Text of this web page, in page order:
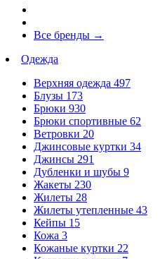
Все бренды →
Одежда
Верхняя одежда 497
Блузы 173
Брюки 930
Брюки спортивные 62
Ветровки 20
Джинсовые куртки 34
Джинсы 291
Дубленки и шубы 9
Жакеты 230
Жилеты 28
Жилеты утепленные 43
Кейпы 15
Кожа 3
Кожаные куртки 22